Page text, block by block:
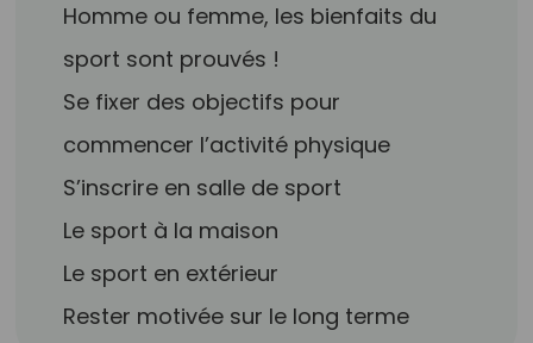
Homme ou femme, les bienfaits du
sport sont prouvés !
Se fixer des objectifs pour
commencer l’activité physique
S’inscrire en salle de sport
Le sport à la maison
Le sport en extérieur
Rester motivée sur le long terme